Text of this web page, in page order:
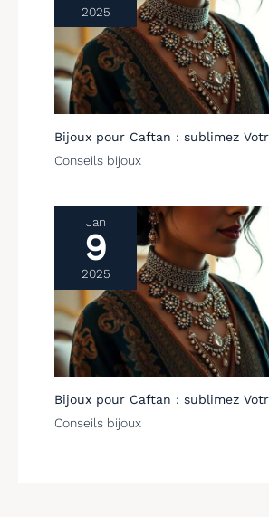
2025
Bijoux pour Caftan : sublimez
Conseils bijoux
Jan
9
2025
Bijoux pour Caftan : sublimez
Conseils bijoux